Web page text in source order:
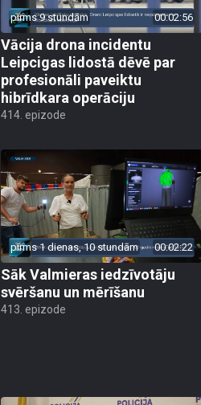
pirms 9 stundām 00:02:56
Vācija drona incidentu
Leipcigas lidostā dēvē par
profesionāli paveiktu
hibrīdkara operāciju
414. epizode
pirms 1 dienas, 10 stundām 00:02:22
Sāk Valmieras iedzīvotāju
svēršanu un mērīšanu
413. epizode